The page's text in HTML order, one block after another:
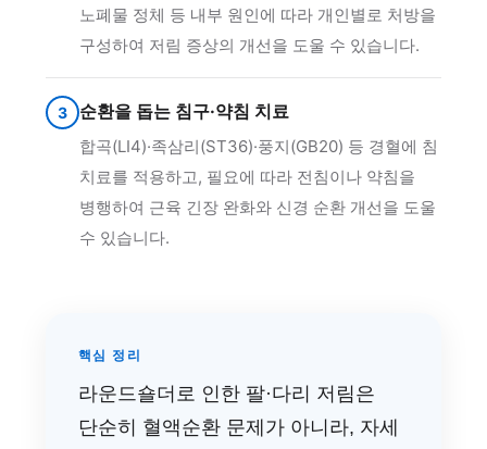
노폐물 정체 등 내부 원인에 따라 개인별로 처방을
구성하여 저림 증상의 개선을 도울 수 있습니다.
3 순환을 돕는 침구·약침 치료
합곡(LI4)·족삼리(ST36)·풍지(GB20) 등 경혈에 침
치료를 적용하고, 필요에 따라 전침이나 약침을
병행하여 근육 긴장 완화와 신경 순환 개선을 도울
수 있습니다.
핵심 정리
라운드숄더로 인한 팔·다리 저림은
단순히 혈액순환 문제가 아니라, 자세